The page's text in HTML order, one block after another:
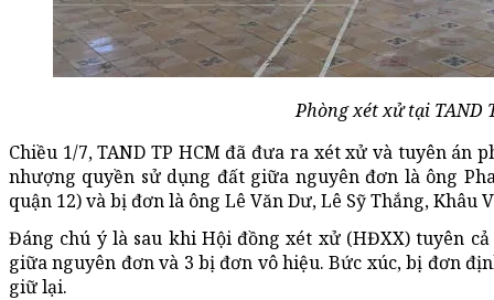
Phòng xét xử tại TAND
Chiều 1/7, TAND TP HCM đã đưa ra xét xử và tuyên án
nhượng quyền sử dụng đất giữa nguyên đơn là ông
quận 12) và bị đơn là ông Lê Văn Dư, Lê Sỹ Thắng, Khâu
Đáng chú ý là sau khi Hội đồng xét xử (HĐXX) tuyên
giữa nguyên đơn và 3 bị đơn vô hiệu. Bức xúc, bị đơn
giữ lại.